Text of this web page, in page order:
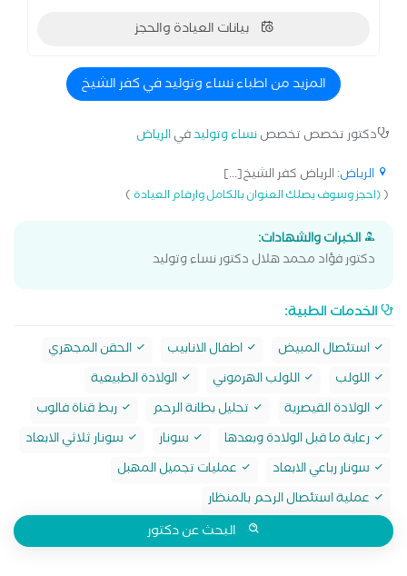
بيانات العيادة والحجز
المزيد من اطباء نساء وتوليد في كفر الشيخ
دكتور تخصص تخصصنساء وتوليدفيالرياض
الرياض: الرياض كفر الشيخ[...]
((احجز وسوف يصلك العنوان بالكامل وارقام العيادة)
الخبرات والشهادات:
دكتور فؤاد محمد هلال دكتور نساء وتوليد
الخدمات الطبية:
استئصال المبيض اطفال الانابيب
الحقن المجهري
اللولب
اللولب الهرموني
الولادة الطبيعية
الولادة القيصرية
تحليل بطانة الرحم
ربط قناة فالوب
رعاية ما قبل الولادة وبعدها
سونار
سونار ثلاثي الابعاد
سونار رباعي الابعاد
عمليات تجميل المهبل
عملية استئصال الرحم بالمنظار
البحث عن دكتور